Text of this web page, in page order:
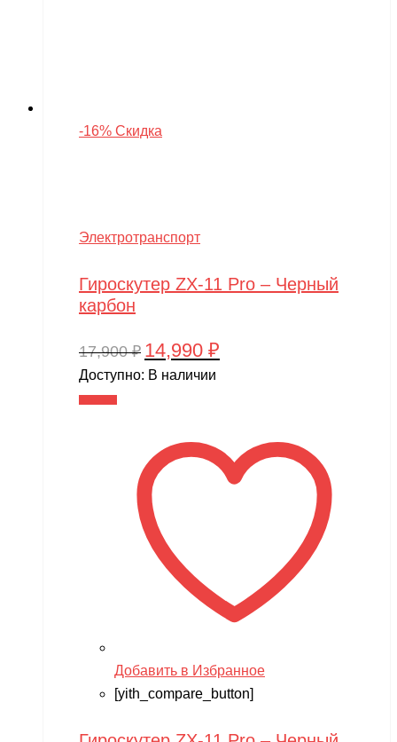
-16% Скидка
Электротранспорт
Гироскутер ZX-11 Pro – Черный
карбон
17,900₽ Первоначальная
цена
14,990 ₽
Доступно: В наличии
Добавить в Избранное
[yith_compare_button]